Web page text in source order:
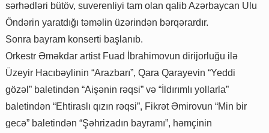
sərhədləri bütöv, suverenliyi tam olan qalib Azərbaycan Ulu
Öndərin yaratdığı təməlin üzərindən bərqərardır.
Sonra bayram konserti başlanıb.
Orkestr Əməkdar artist Fuad İbrahimovun dirijorluğu ilə
Üzeyir Hacıbəylinin “Arazbarı”, Qara Qarayevin “Yeddi
gözəl” baletindən “Aişənin rəqsi” və “İldırımlı yollarla”
baletindən “Ehtiraslı qızın rəqsi”, Fikrət Əmirovun “Min bir
gecə” baletindən “Şəhrizadın bayramı”, həmçinin